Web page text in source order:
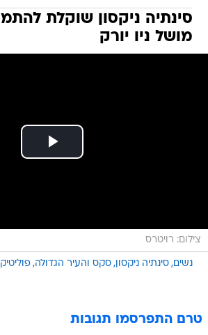
סינתיה ניקסון שוקלת
מושל ניו יורק
צילום: רויטרס
נשים סינתיה ניקסון סקס והעיר הגדולה
טרם התפרסמו תגובות